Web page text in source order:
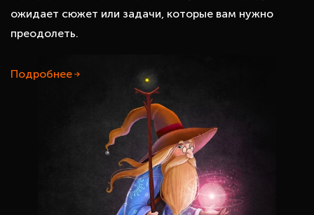
ожидает сюжет или задачи, которые вам нужно
преодолеть.
Подробнее